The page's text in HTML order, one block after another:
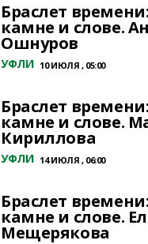
Браслет
камне и слове.
Ошнуров
УФЛИ 10 ИЮЛЯ , 05:00
Браслет
камне и слове.
Кириллова
УФЛИ 14 ИЮЛЯ , 06:00
Браслет
камне и слове.
Мещерякова